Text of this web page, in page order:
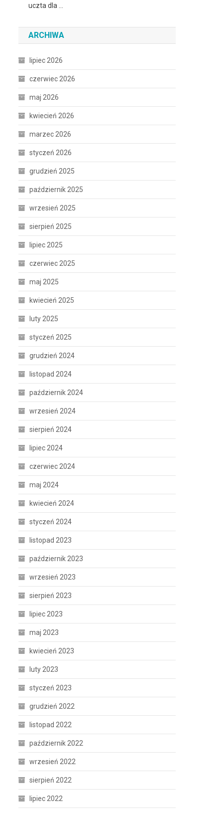
uczta dla …
ARCHIWA
lipiec 2026
czerwiec 2026
maj 2026
kwiecień 2026
marzec 2026
styczeń 2026
grudzień 2025
październik 2025
wrzesień 2025
sierpień 2025
lipiec 2025
czerwiec 2025
maj 2025
kwiecień 2025
luty 2025
styczeń 2025
grudzień 2024
listopad 2024
październik 2024
wrzesień 2024
sierpień 2024
lipiec 2024
czerwiec 2024
maj 2024
kwiecień 2024
styczeń 2024
listopad 2023
październik 2023
wrzesień 2023
sierpień 2023
lipiec 2023
maj 2023
kwiecień 2023
luty 2023
styczeń 2023
grudzień 2022
listopad 2022
październik 2022
wrzesień 2022
sierpień 2022
lipiec 2022